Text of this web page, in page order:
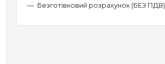
Безготівковий розрахунок (БЕЗ ПДВ).